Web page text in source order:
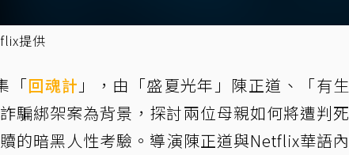
提供
「回魂計 」，由「盛夏光年」陳正道、「有生
騙綁架案為背景，探討兩位母親如何將遭判死
的暗黑人性考驗。導演陳正道與Netflix華語內